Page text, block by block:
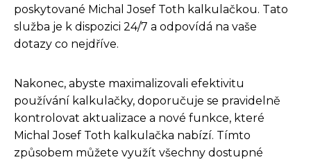
poskytované Michal Josef Toth kalkulačkou. Tato
služba je k dispozici 24/7 a odpovídá na vaše
dotazy co nejdříve.
Nakonec, abyste maximalizovali efektivitu
používání kalkulačky, doporučuje se pravidelně
kontrolovat aktualizace a nové funkce, které
Michal Josef Toth kalkulačka nabízí. Tímto
způsobem můžete využít všechny dostupné